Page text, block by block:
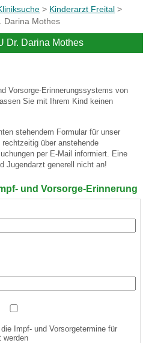
> Kinderarzt Freital >
Darina Mothes
Dr. Darina Mothes
Vorsorge-Erinnerungssystems von
Sie mit Ihrem Kind keinen
stehendem Formular für unser
über anstehende
per E-Mail informiert. Eine
Jugendarzt generell nicht an!
und Vorsorge-Erinnerung
Impf- und Vorsorgetermine für
werden